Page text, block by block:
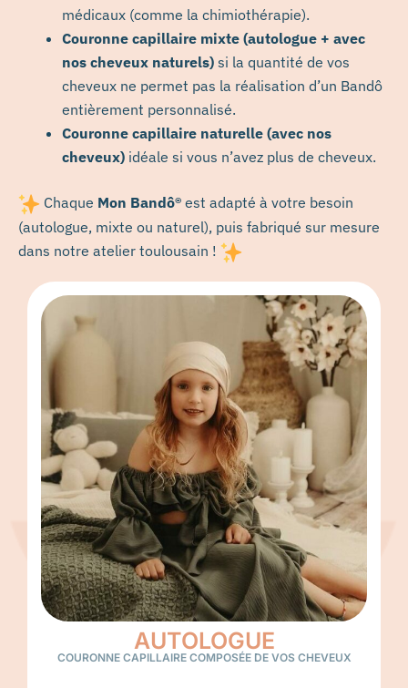
médicaux (comme la chimiothérapie).
Couronne capillaire mixte (autologue + avec
nos cheveux naturels) si la quantité de vos
cheveux ne permet pas la réalisation d’un Bandô
entièrement personnalisé.
Couronne capillaire naturelle (avec nos
cheveux) idéale si vous n’avez plus de cheveux.
Chaque Mon Bandô® est adapté à votre besoin
(autologue, mixte ou naturel), puis fabriqué sur mesure
dans notre atelier toulousain !
AUTOLOGUE
COURONNE CAPILLAIRE COMPOSÉE DE VOS CHEVEUX